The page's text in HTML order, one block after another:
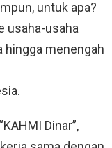
untuk apa?
usaha-usaha
hingga menengah
Dinar”,